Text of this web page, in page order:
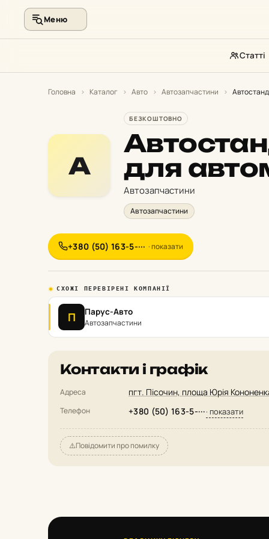
Меню
Статті
Головна › Каталог › Авто › Автозапчастини ›
А
БЕЗКОШТОВНО
для
Автозапчастини
Автозапчастини
+380 (50) 163-5-··· · показати
СХОЖІ ПЕРЕВІРЕНІ КОМПАНІЇ
П Парус-Авто
Автозапчастини
Контакти і графік
Адреса пгт. Пісочин, площа Юрія
Телефон +380 (50) 163-5-···· показати
⚠️Повідомити про помилку